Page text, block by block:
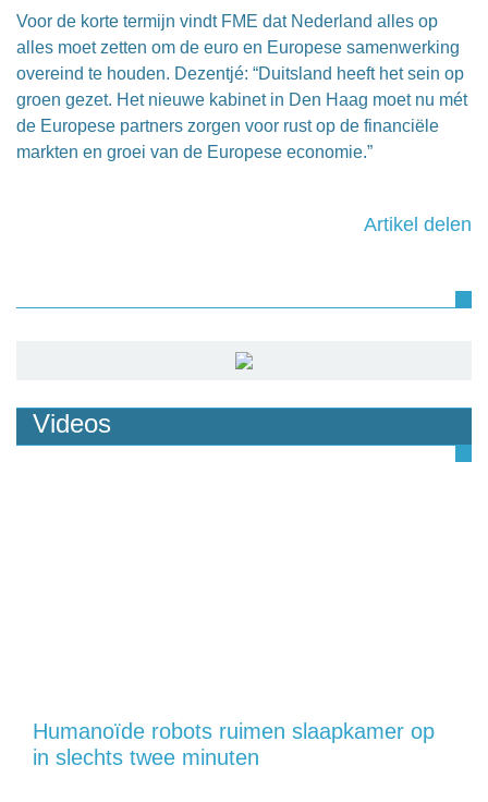
Voor de korte termijn vindt FME dat Nederland alles op
alles moet zetten om de euro en Europese samenwerking
overeind te houden. Dezentjé: “Duitsland heeft het sein op
groen gezet. Het nieuwe kabinet in Den Haag moet nu mét
de Europese partners zorgen voor rust op de financiële
markten en groei van de Europese economie.”
Artikel delen
Videos
Humanoïde robots ruimen slaapkamer op
in slechts twee minuten